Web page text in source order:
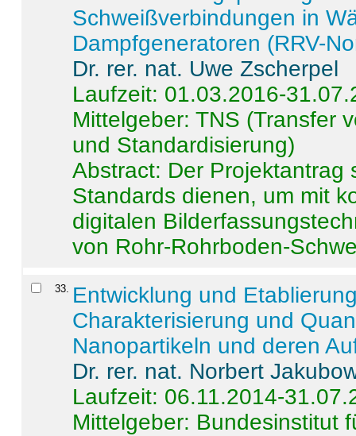
Schweißverbindungen in
Dampfgeneratoren (RRV-
Dr. rer. nat. Uwe Zscherpel
Laufzeit: 01.03.2016-
Mittelgeber: TNS (Transfer
und Standardisierung)
Abstract: Der Projektantrag
Standards dienen, um mit
digitalen
von Rohr-Rohrboden-
33. Entwicklung und
Charakterisierung und
Nanopartikeln und deren
Dr. rer. nat. Norbert
Laufzeit: 06.11.2014-
Mittelgeber: Bundesinstitut